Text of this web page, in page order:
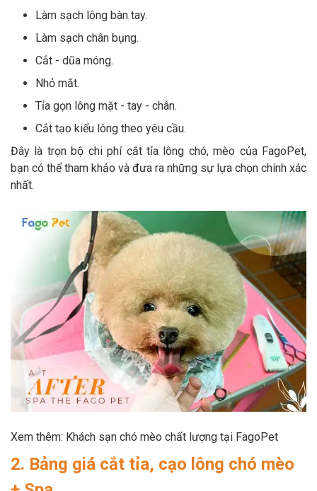
Làm sạch lông bàn tay.
Làm sạch chân bụng.
Cắt - dũa móng.
Nhỏ mắt.
Tỉa gọn lông mặt - tay - chân.
Cắt tạo kiểu lông theo yêu cầu.
Đây là trọn bộ chi phí cắt tỉa lông chó, mèo của FagoPet,
bạn có thể tham khảo và đưa ra những sự lựa chọn chính xác
nhất.
Xem thêm: Khách sạn chó mèo chất lượng tại FagoPet
2. Bảng giá cắt tỉa, cạo lông chó mèo